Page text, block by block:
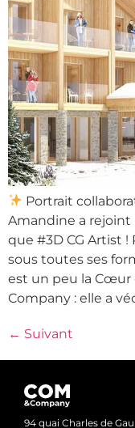
Portrait
Amandine a
que #3D CG Artist
sous toutes ses
est un peu la Cœur
Company : elle a
← Suivant
94 quai Charles de